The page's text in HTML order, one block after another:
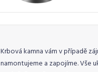
Krbová kamna vám v případě
namontujeme a zapojíme. Vše